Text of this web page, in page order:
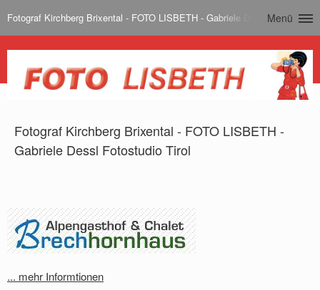
Fotograf Kirchberg Brixental - FOTO LISBETH - Gabriele Dessl Fotostudio
Menü
Fotograf Kirchberg Brixental - FOTO LISBETH -
Gabriele Dessl Fotostudio Tirol
... mehr Informtionen